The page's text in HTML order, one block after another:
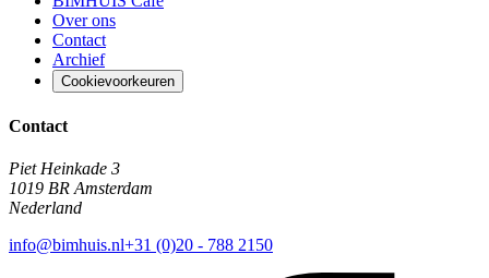
Over ons
Contact
Archief
Cookievoorkeuren
Contact
Piet Heinkade 3
1019 BR Amsterdam
Nederland
info@bimhuis.nl+31 (0)20 - 788 2150